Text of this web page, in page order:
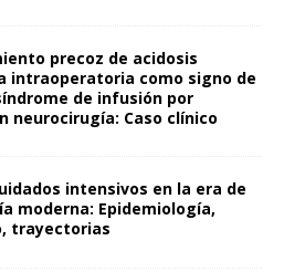
precoz de acidosis
intraoperatoria como signo de
de infusión por
neurocirugía: Caso clínico
intensivos en la era de
moderna: Epidemiología,
trayectorias